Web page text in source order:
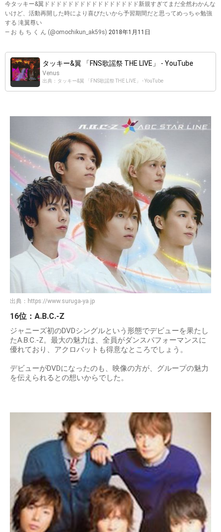
今タッキー&翼ドドドドドドドドドドドドドドドド新規すぎてまだ全然わかんな
いけど、活動再開した時により喜びたいから予習期間だと思ってめっちゃ勉強
する 滝翼尊い
— お も ち く ん (@omochikun_ak59s) 2018年1月11日
タッキー&翼 「FNS歌謡祭 THE LIVE」 - YouTube
Venus
出典：タッキー&翼 「FNS歌謡祭 THE LIVE」 - YouTube
出典： https://www.suruga-ya.jp
16位：A.B.C.-Z
ジャニーズ初のDVDシングルという形態でデビューを果たし
たA.B.C.-Z。最大の魅力は、全員がダンスパフォーマンスに
優れており、アクロバットも得意なところでしょう。
デビューがDVDになったのも、映像の方が、グループの魅力
を伝えられるとの想いからでした。